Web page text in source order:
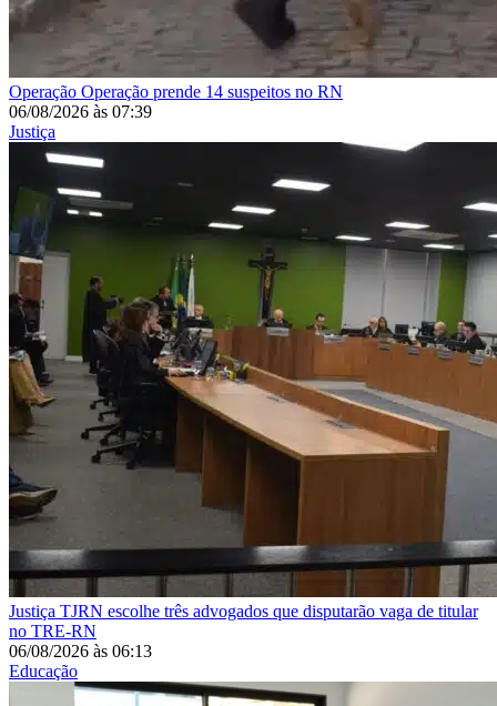
Operação Operação prende 14 suspeitos no RN
06/08/2026 às 07:39
Justiça
Justiça TJRN escolhe três advogados que disputarão vaga de titular
no TRE-RN
06/08/2026 às 06:13
Educação